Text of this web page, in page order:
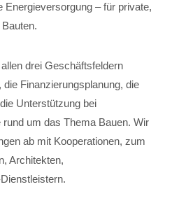
Energieversorgung – für private,
drei Geschäftsfeldern
Finanzierungsplanung, die
Unterstützung bei
um das Thema Bauen. Wir
ab mit Kooperationen, zum
Architekten,